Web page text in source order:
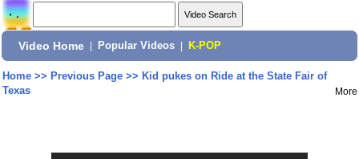
Video Home Popular Videos K-POP
Home>> Previous Page>> Kid pukes on Ride at the State Fair of
Texas
More